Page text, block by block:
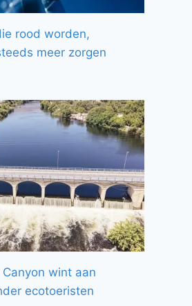
rood worden,
meer zorgen
Canyon wint aan
ecotoeristen